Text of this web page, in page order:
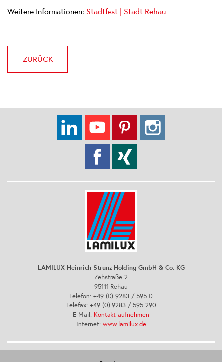
Weitere Informationen: Stadtfest | Stadt Rehau
ZURÜCK
LAMILUX Heinrich Strunz Holding GmbH & Co. KG
Zehstraße 2
95111 Rehau
Telefon: +49 (0) 9283 / 595 0
Telefax: +49 (0) 9283 / 595 290
E-Mail: Kontakt aufnehmen
Internet: www.lamilux.de